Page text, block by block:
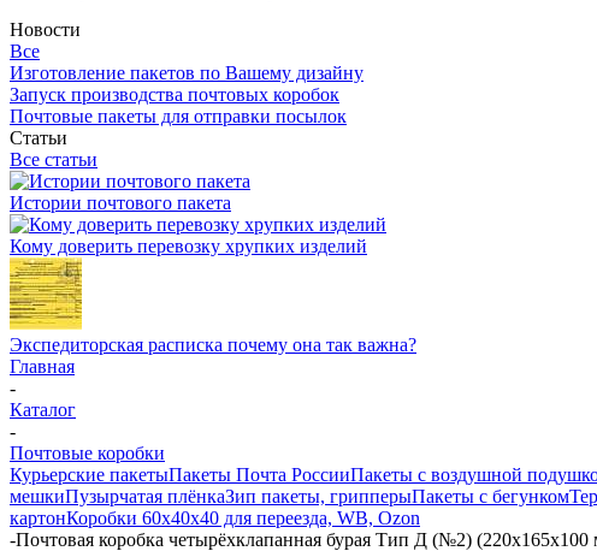
Новости
Все
Изготовление пакетов по Вашему дизайну
Запуск производства почтовых коробок
Почтовые пакеты для отправки посылок
Статьи
Все статьи
Истории почтового пакета
Кому доверить перевозку хрупких изделий
Экспедиторская расписка почему она так важна?
Главная
-
Каталог
-
Почтовые коробки
Курьерские пакетыПакеты Почта РоссииПакеты с воздушной
мешкиПузырчатая плёнкаЗип пакеты, грипперыПакеты с бегунком
картонКоробки 60х40х40 для переезда, WB, Ozon
-Почтовая коробка четырёхклапанная бурая Тип Д (№2)